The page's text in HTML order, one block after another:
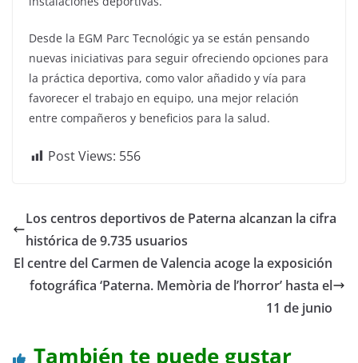
Desde la EGM Parc Tecnológic ya se están pensando
nuevas iniciativas para seguir ofreciendo opciones para
la práctica deportiva, como valor añadido y vía para
favorecer el trabajo en equipo, una mejor relación
entre compañeros y beneficios para la salud.
Post Views: 556
Los centros deportivos de Paterna alcanzan la cifra
histórica de 9.735 usuarios
El centre del Carmen de Valencia acoge la exposición
fotográfica ‘Paterna. Memòria de l’horror’ hasta el
11 de junio
También te puede gustar